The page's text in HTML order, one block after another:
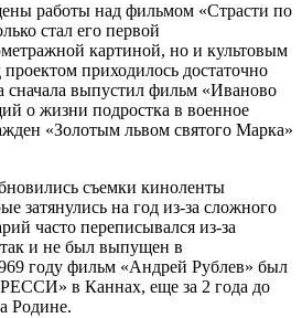
работы над фильмом «Страсти по
стал его первой
картиной, но и культовым
приходилось достаточно
сначала выпустил фильм «Иваново
о жизни подростка в военное
«Золотым львом святого Марка»
съемки киноленты
затянулись на год из-за сложного
часто переписывался из-за
так и не был выпущен в
году фильм «Андрей Рублев» был
в Каннах, еще за 2 года до
Родине.